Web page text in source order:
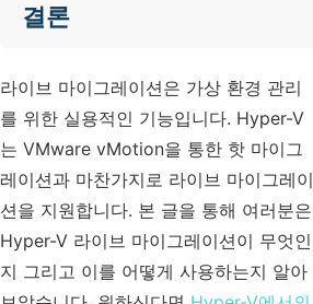
결론
라이브 마이그레이션은 가상 환경 관리
를 위한 실용적인 기능입니다. Hyper-V
는 VMware vMotion을 통한 핫 마이그
레이션과 마찬가지로 라이브 마이그레이
션을 지원합니다. 본 글을 통해 여러분은
Hyper-V 라이브 마이그레이션이 무엇인
지 그리고 이를 어떻게 사용하는지 알아